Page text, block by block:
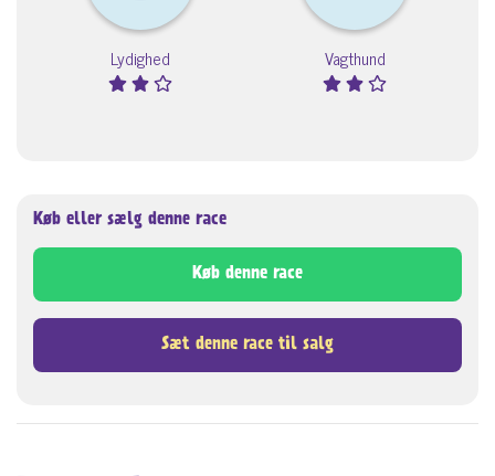
Lydighed Vagthund
Køb eller sælg denne race
Køb denne race
Sæt denne race til salg